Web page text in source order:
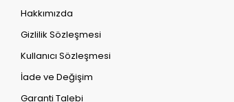
Hakkımızda
Gizlilik Sözleşmesi
Kullanıcı Sözleşmesi
İade ve Değişim
Garanti Talebi